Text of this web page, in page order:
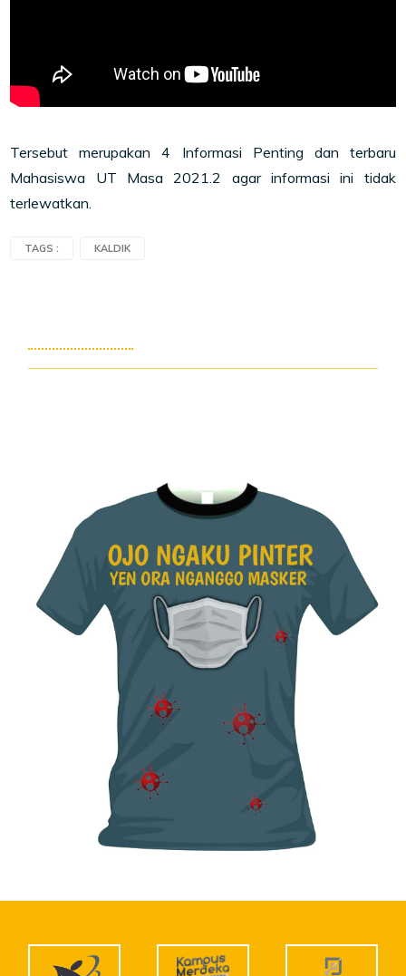
Tersebut merupakan 4 Informasi Penting dan terbaru
Mahasiswa UT Masa 2021.2 agar informasi ini tidak
terlewatkan.
TAGS : KALDIK